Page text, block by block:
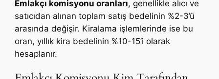
Emlakçı komisyonu oranları, genellikle alıcı ve
satıcıdan alınan toplam satış bedelinin %2-3’ü
arasında değişir. Kiralama işlemlerinde ise bu
oran, yıllık kira bedelinin %10-15’i olarak
hesaplanır.